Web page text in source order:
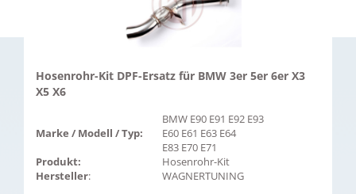
Hosenrohr-Kit DPF-Ersatz für BMW 3er 5er 6er X3
X5 X6
Marke / Modell / Typ:
BMW E90 E91 E92 E93
E60 E61 E63 E64
E83 E70 E71
Produkt:
Hosenrohr-Kit
Hersteller: WAGNERTUNING